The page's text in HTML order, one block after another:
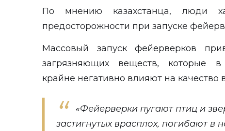
По мнению казахстанца, люди
предосторожности при запуске
Массовый запуск фейерверков
загрязняющих веществ, которые в
крайне негативно влияют на качество
«Фейерверки пугают птиц и
застигнутых врасплох, погибают в